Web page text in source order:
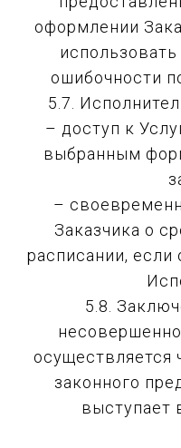
оформлении
ошибочности
5.7.
– доступ к
выбранным
–
Заказчика о
расписании, если
5.8.
осуществляется
законного
выступает